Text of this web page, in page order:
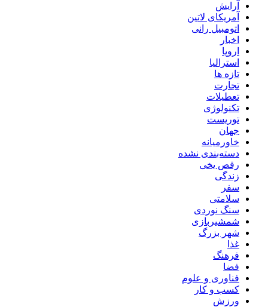
آرایش
آمریکای لاتین
اتومبیل رانی
اخبار
اروپا
استرالیا
تازه ها
تجارت
تعطیلات
تکنولوژی
توریست
جهان
خاورمیانه
دسته‌بندی نشده
رقص یخی
زندگی
سفر
سلامتی
سنگ نوردی
شمشیربازی
شهر بزرگ
غذا
فرهنگ
فضا
فناوری و علوم
کسب و کار
ورزش